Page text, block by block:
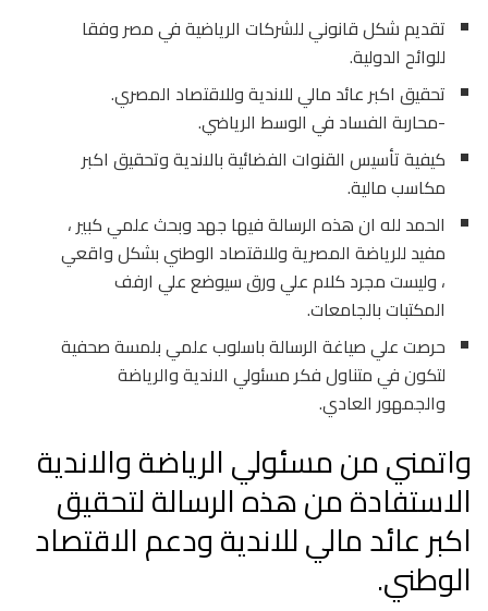
تقديم شكل قانوني للشركات الرياضية في مصر وفقا
للوائح الدولية.
تحقيق اكبر عائد مالي للاندية وللاقتصاد المصري.
-محاربة الفساد في الوسط الرياضي.
كيفية تأسيس القنوات الفضائية بالاندية وتحقيق اكبر
مكاسب مالية.
الحمد لله ان هذه الرسالة فيها جهد وبحث علمي كبير ،
مفيد للرياضة المصرية وللاقتصاد الوطني بشكل واقعي
، وليست مجرد كلام علي ورق سيوضع علي ارفف
المكتبات بالجامعات.
حرصت علي صياغة الرسالة باسلوب علمي بلمسة صحفية
لتكون في متناول فكر مسئولي الاندية والرياضة
والجمهور العادي.
واتمني من مسئولي الرياضة والاندية
الاستفادة من هذه الرسالة لتحقيق
اكبر عائد مالي للاندية ودعم الاقتصاد
الوطني.